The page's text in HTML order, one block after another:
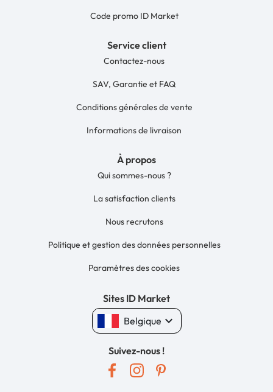
Code promo ID Market
Service client
Contactez-nous
SAV, Garantie et FAQ
Conditions générales de vente
Informations de livraison
À propos
Qui sommes-nous ?
La satisfaction clients
Nous recrutons
Politique et gestion des données personnelles
Paramètres des cookies
Sites ID Market
Belgique keyboard_arrow_down
Suivez-nous !